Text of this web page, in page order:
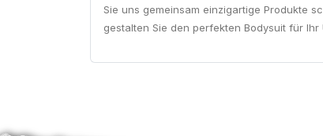
Sie uns gemeinsam einzigartige Produkte
gestalten Sie den perfekten Bodysuit für